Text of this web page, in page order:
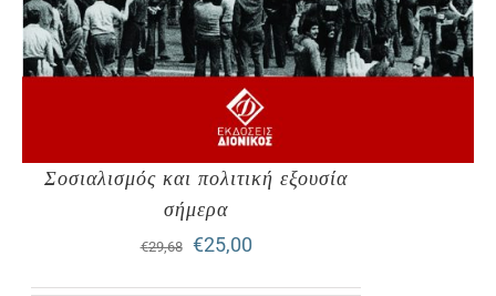
Σοσιαλισμός και πολιτική εξουσία
σήμερα
€29,68
Original
price
€25,00Η
τρέχουσα